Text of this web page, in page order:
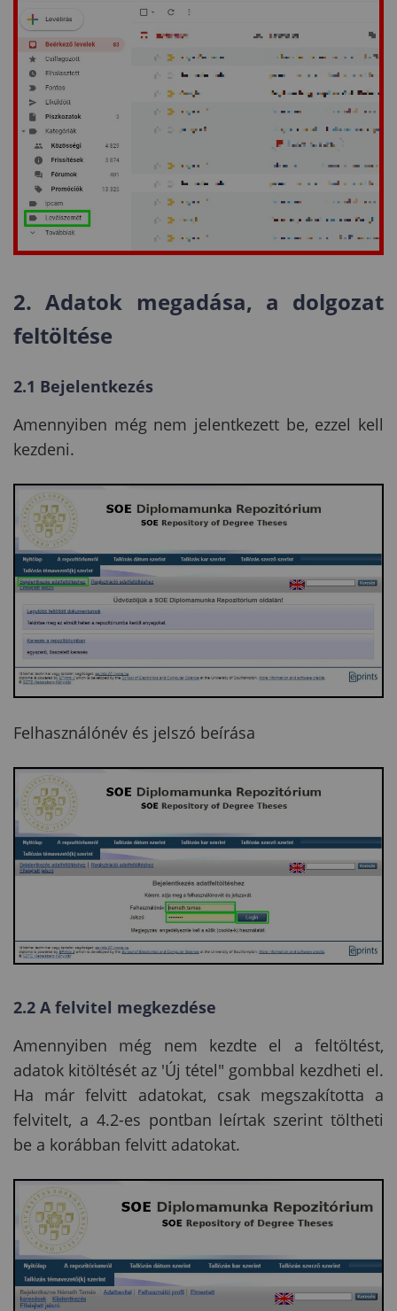
2. Adatok megadása, a dolgozat
feltöltése
2.1 Bejelentkezés
Amennyiben még nem jelentkezett be, ezzel kell
kezdeni.
Felhasználónév és jelszó beírása
2.2 A felvitel megkezdése
Amennyiben még nem kezdte el a feltöltést,
adatok kitöltését az 'Új tétel" gombbal kezdheti el.
Ha már felvitt adatokat, csak megszakította a
felvitelt, a 4.2-es pontban leírtak szerint töltheti
be a korábban felvitt adatokat.